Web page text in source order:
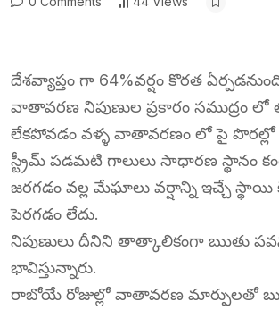
దేశవ్యాప్తం గా 64%వర్షం కొరత
వాతావరణ నిపుణుల ప్రకారం సముద్రం
లేకపోవడం వళ్ళ వాతావరణం లో పై పొరల్లో
స్ట్రీమ్ పడమటి గాలులు సాధారణ స్థానం
జరగడం వల్ల మేఘాలు వర్షాన్ని ఇచ్చే
పెరగడం లేదు.
నిపుణులు దీనిని తాత్కాలికంగా ఋతు
భావిస్తున్నారు.
రాబోయే రోజుల్లో వాతావరణ మార్పులతో